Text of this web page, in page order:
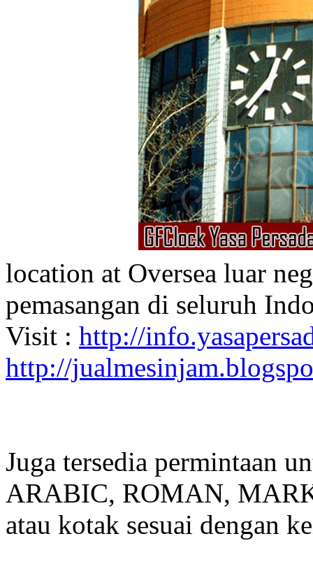
location at Oversea luar
pemasangan di seluruh
Visit : http://
http://
Juga tersedia permintaan
ARABIC, ROMAN,
atau kotak sesuai dengan